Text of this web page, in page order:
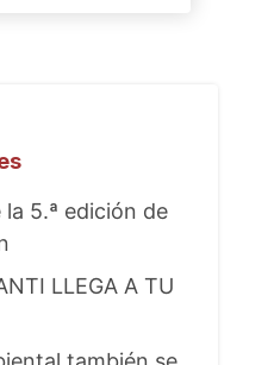
5.ª edición de
LLEGA A TU